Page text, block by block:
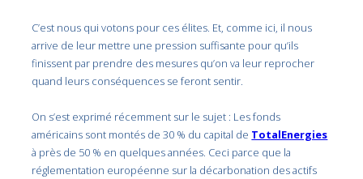
C’est nous qui votons pour ces élites. Et, comme ici, il nous
arrive de leur mettre une pression suffisante pour qu’ils
finissent par prendre des mesures qu’on va leur reprocher
quand leurs conséquences se feront sentir.
On s’est exprimé récemment sur le sujet : Les fonds
américains sont montés de 30 % du capital de TotalEnergies
à près de 50 % en quelques années. Ceci parce que la
réglementation européenne sur la décarbonation des actifs